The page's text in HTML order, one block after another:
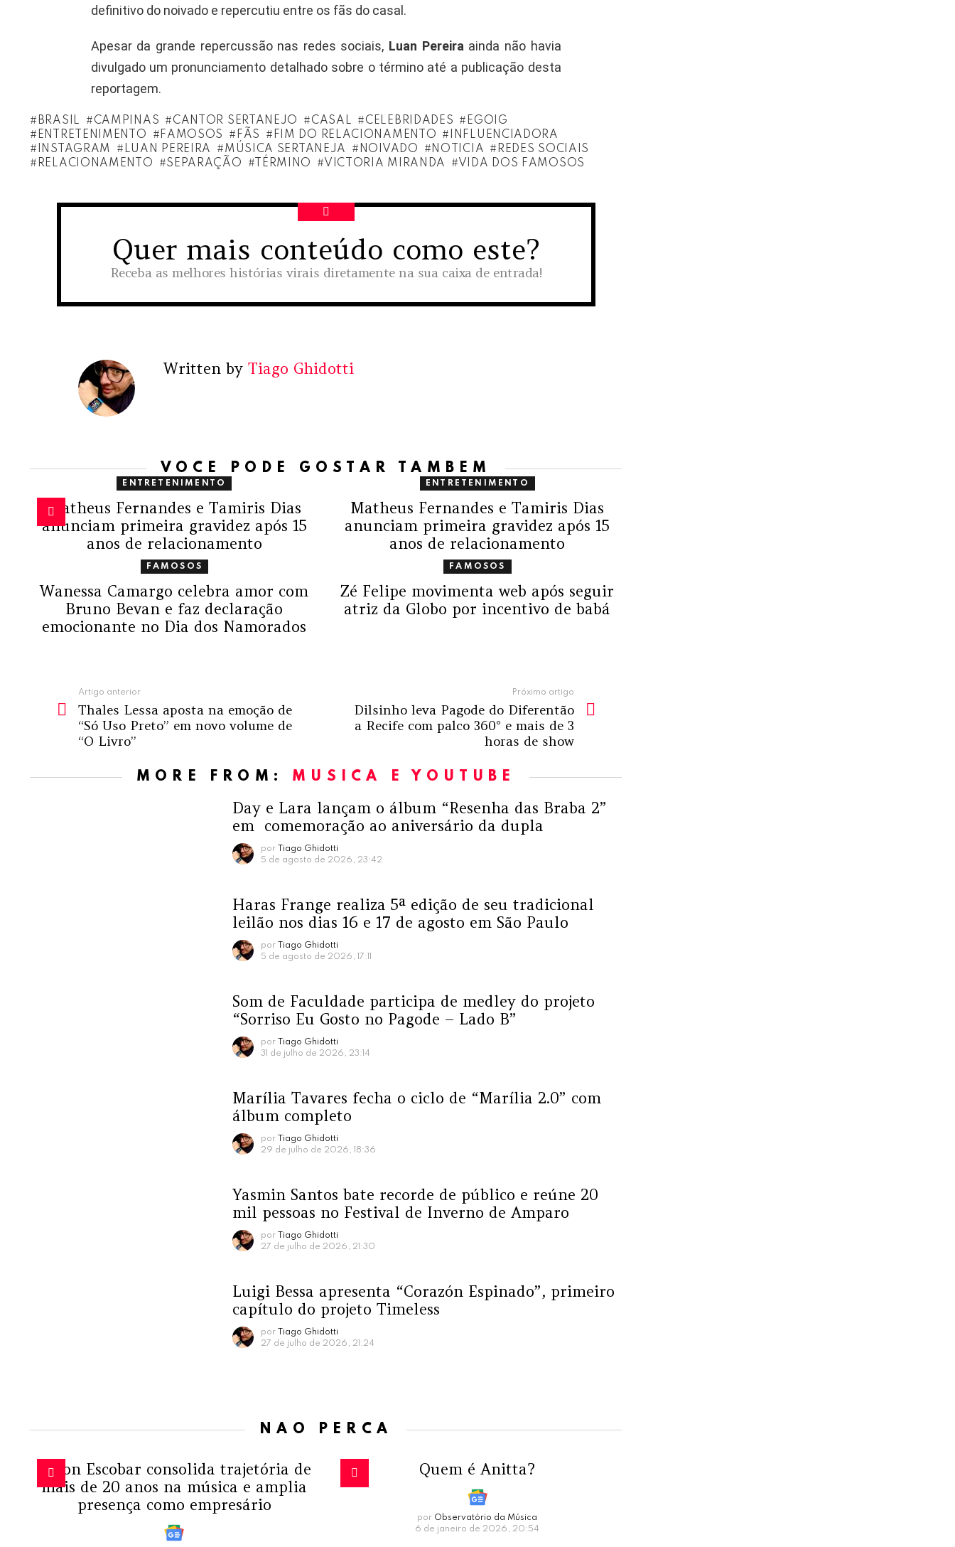
definitivo do noivado e repercutiu entre os fãs do casal.
Apesar da grande repercussão nas redes sociais, Luan Pereira ainda não havia
divulgado um pronunciamento detalhado sobre o término até a publicação desta
reportagem.
BRASIL CAMPINAS CANTOR SERTANEJO CASAL CELEBRIDADES
EGOIG
ENTRETENIMENTO
FAMOSOS FÃS FIM DO RELACIONAMENTO
INFLUENCIADORA
INSTAGRAM
LUAN PEREIRA MÚSICA SERTANEJA NOIVADO NOTICIA
REDES SOCIAIS
RELACIONAMENTO
SEPARAÇÃO TÉRMINO VICTORIA MIRANDA VIDA DOS FAMOSOS
NEWSLETTER
Quer mais conteúdo como este?
Receba as melhores histórias virais diretamente na sua caixa de entrada!
Written by Tiago Ghidotti
VOCÊ PODE GOSTAR TAMBÉM
ENTRETENIMENTO
Matheus Fernandes e Tamiris Dias
anunciam primeira gravidez após 15
anos de relacionamento
ENTRETENIMENTO
Matheus Fernandes e Tamiris Dias
anunciam primeira gravidez após 15
anos de relacionamento
FAMOSOS
Wanessa Camargo celebra amor com
Bruno Bevan e faz declaração
emocionante no Dia dos Namorados
FAMOSOS
Zé Felipe movimenta web após seguir
atriz da Globo por incentivo de babá
mais
Artigo anterior
Thales Lessa aposta na emoção de
“Só Uso Preto” em novo volume de
“O Livro”
Próximo artigo
Dilsinho leva Pagode do Diferentão
a Recife com palco 360° e mais de 3
horas de show
MORE FROM: MUSICA E YOUTUBE
Day e Lara lançam o álbum “Resenha das Braba 2”
em comemoração ao aniversário da dupla
por
Tiago Ghidotti
5 de agosto de 2026, 23:42
Haras Frange realiza 5ª edição de seu tradicional
leilão nos dias 16 e 17 de agosto em São Paulo
por
Tiago Ghidotti
5 de agosto de 2026, 17:11
Som de Faculdade participa de medley do projeto
“Sorriso Eu Gosto no Pagode – Lado B”
por
Tiago Ghidotti
31 de julho de 2026, 23:14
Marília Tavares fecha o ciclo de “Marília 2.0” com
álbum completo
por
Tiago Ghidotti
29 de julho de 2026, 18:36
Yasmin Santos bate recorde de público e reúne 20
mil pessoas no Festival de Inverno de Amparo
por
Tiago Ghidotti
27 de julho de 2026, 21:30
Luigi Bessa apresenta “Corazón Espinado”, primeiro
capítulo do projeto Timeless
por
Tiago Ghidotti
27 de julho de 2026, 21:24
NÃO PERCA
Edson Escobar consolida trajetória de
mais de 20 anos na música e amplia
presença como empresário
Quem é Anitta?
por Observatório da Música
6 de janeiro de 2026, 20:54